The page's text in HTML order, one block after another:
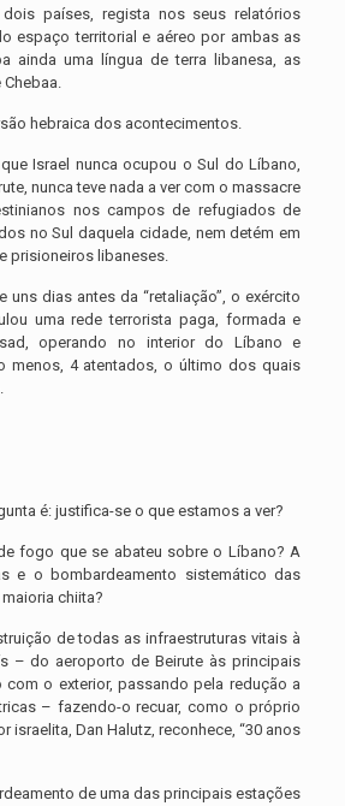
países, regista nos seus relatórios
espaço territorial e aéreo por ambas as
ainda uma língua de terra libanesa, as
hebraica dos acontecimentos.
Israel nunca ocupou o Sul do Líbano,
nunca teve nada a ver com o massacre
nos campos de refugiados de
no Sul daquela cidade, nem detém em
prisioneiros libaneses.
uns dias antes da “retaliação”, o exército
uma rede terrorista paga, formada e
operando no interior do Líbano e
menos, 4 atentados, o último dos quais
é: justifica-se o que estamos a ver?
fogo que se abateu sobre o Líbano? A
e o bombardeamento sistemático das
chiita?
de todas as infraestruturas vitais à
– do aeroporto de Beirute às principais
com o exterior, passando pela redução a
– fazendo-o recuar, como o próprio
israelita, Dan Halutz, reconhece, “30 anos
de uma das principais estações